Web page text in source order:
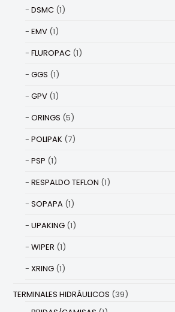
DSMC (1)
EMV (1)
FLUROPAC (1)
GGS (1)
GPV (1)
ORINGS (5)
POLIPAK (7)
PSP (1)
RESPALDO TEFLON (1)
SOPAPA (1)
UPAKING (1)
WIPER (1)
XRING (1)
TERMINALES HIDRÁULICOS (39)